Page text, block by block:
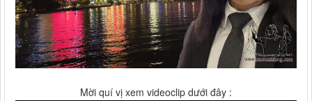
Mời quí vị xem videoclip dưới đây :